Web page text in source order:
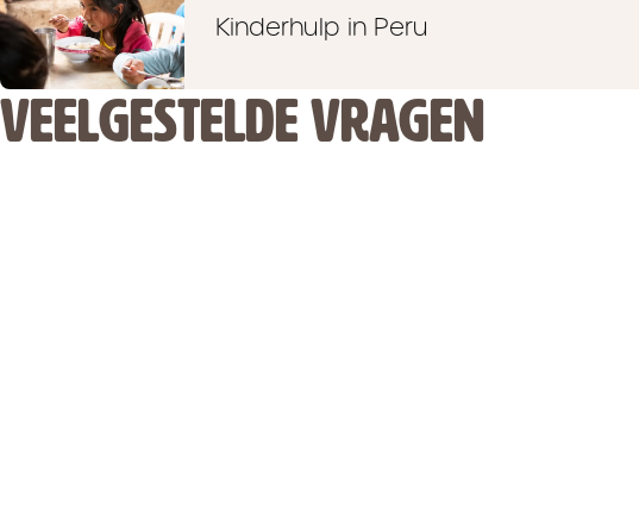
Kinderhulp in Peru
VEELGESTELDE VRAGEN